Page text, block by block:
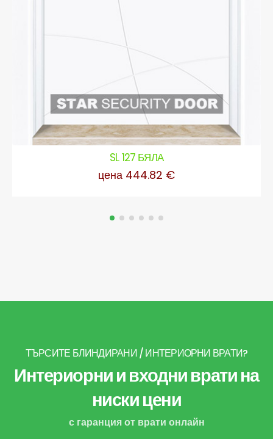
SL 127 БЯЛА
цена 444.82 €
ТЪРСИТЕ БЛИНДИРАНИ / ИНТЕРИОРНИ ВРАТИ?
Интериорни и входни врати на
ниски цени
с гаранция от врати онлайн